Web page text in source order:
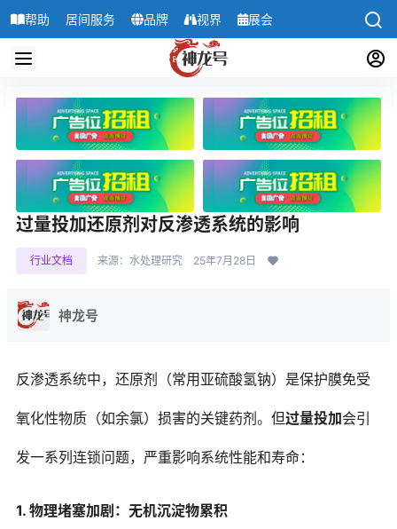
帮助 居间服务 品牌 视界 展会
过量投加还原剂对反渗透系统的影响
行业文档 来源：水处理研究 25年7月28日
神龙号
反渗透系统中，还原剂（常用亚硫酸氢钠）是保护膜免受
氧化性物质（如余氯）损害的关键药剂。但过量投加会引
发一系列连锁问题，严重影响系统性能和寿命：
1. 物理堵塞加剧：无机沉淀物累积